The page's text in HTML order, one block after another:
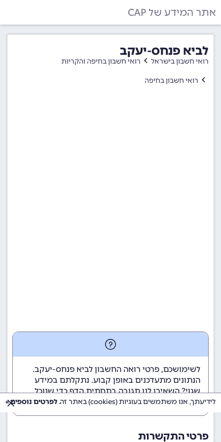
אתר המידע של CAP
לביא פנחס-יעקב
רואי חשבון בישראל רואי חשבון בחיפה והקריות
רואי חשבון בחיפה
לשימושכם, פרטי רואה החשבון לביא פנחס-יעקב.
הנתונים מתעדכנים באופן קבוע. נתקלתם במידע
שגוי? השאירו לנו תגובה בתחתית הדף כדי שנוכל
לטפל בבעיה בהקדם.
פרטי התקשרות
לידיעתך, אנו משתמשים בעוגיות (cookies) באתר זה. לפרטים נוספים »